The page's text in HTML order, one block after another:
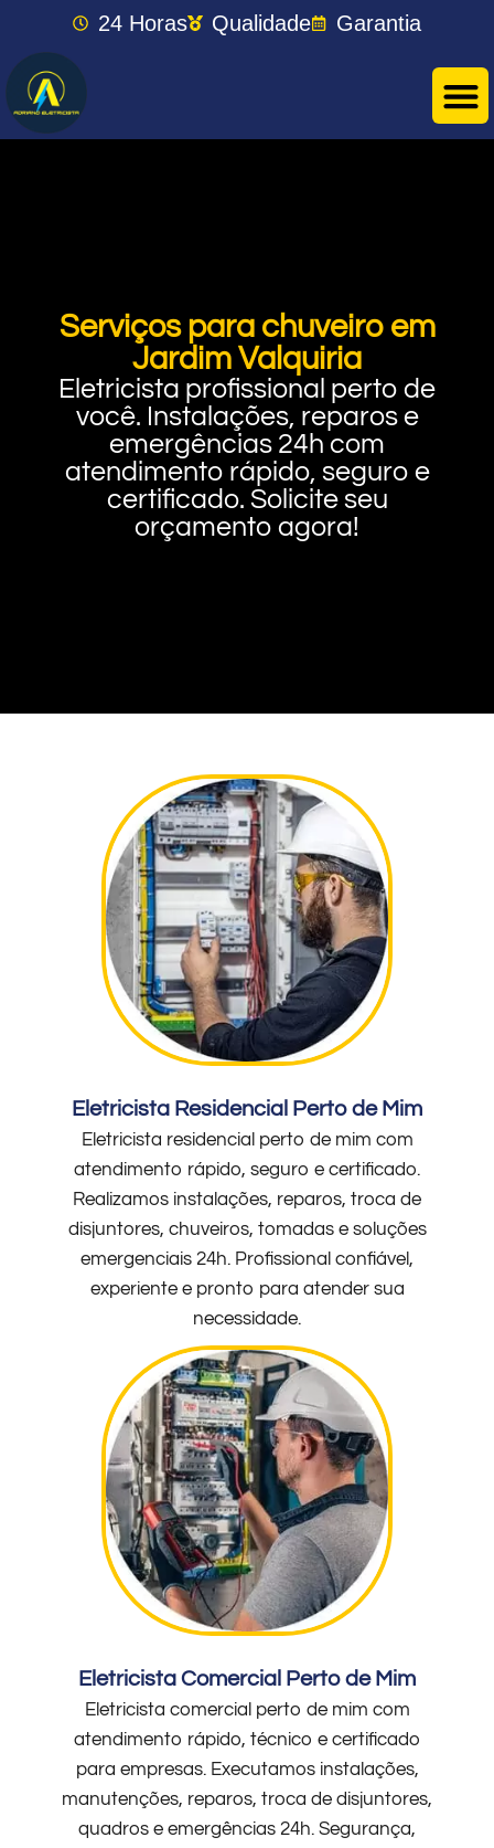
24 Horas Qualidade Garantia
Serviços para chuveiro em
Jardim Valquiria
Eletricista profissional perto de
você. Instalações, reparos e
emergências 24h com
atendimento rápido, seguro e
certificado. Solicite seu
orçamento agora!
Eletricista Residencial Perto de Mim
Eletricista residencial perto de mim com
atendimento rápido, seguro e certificado.
Realizamos instalações, reparos, troca de
disjuntores, chuveiros, tomadas e soluções
emergenciais 24h. Profissional confiável,
experiente e pronto para atender sua
necessidade.
Eletricista Comercial Perto de Mim
Eletricista comercial perto de mim com
atendimento rápido, técnico e certificado
para empresas. Executamos instalações,
manutenções, reparos, troca de disjuntores,
quadros e emergências 24h. Segurança,